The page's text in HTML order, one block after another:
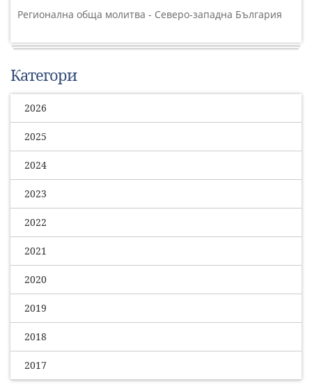
Регионална обща молитва - Северо-западна България
Категори
2026
2025
2024
2023
2022
2021
2020
2019
2018
2017